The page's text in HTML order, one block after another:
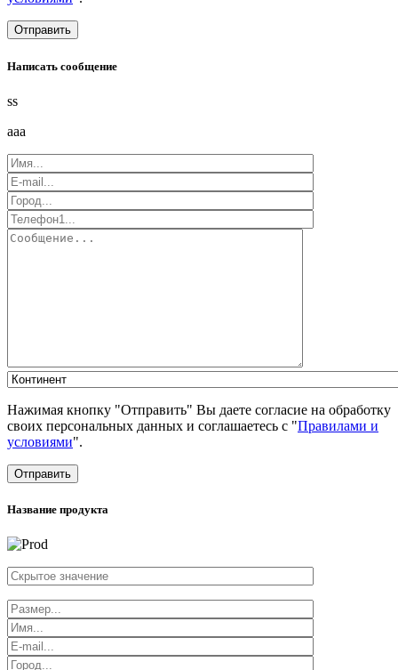
Написать сообщение
ss
aaa
Нажимая кнопку "Отправить" Вы даете согласие на обработку
своих персональных данных и соглашаетесь с "Правилами и
условиями".
Отправить
Название продукта